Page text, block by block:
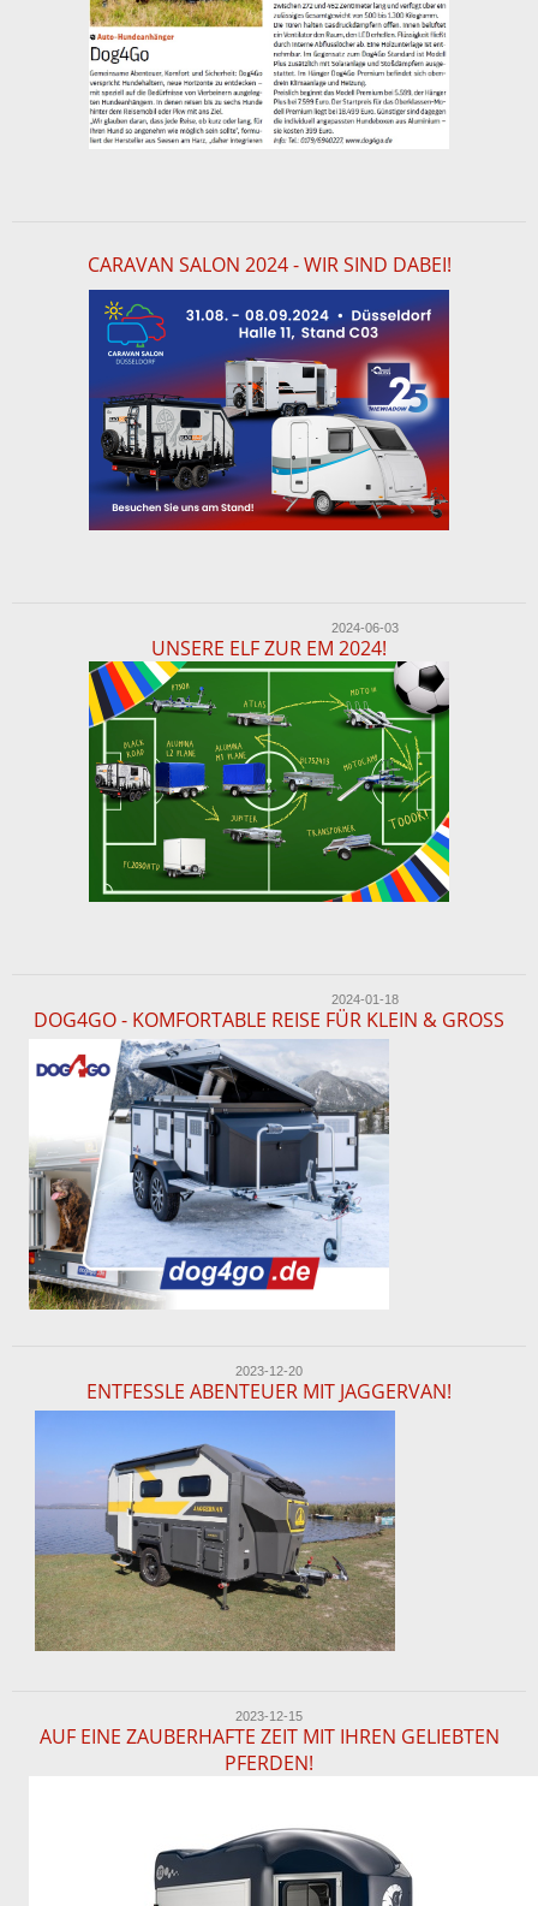
CARAVAN SALON 2024 - WIR SIND DABEI!
2024-06-03
UNSERE ELF ZUR EM 2024!
2024-01-18
DOG4GO - KOMFORTABLE REISE FÜR KLEIN & GROSS
2023-12-20
ENTFESSLE ABENTEUER MIT JAGGERVAN!
2023-12-15
AUF EINE ZAUBERHAFTE ZEIT MIT IHREN GELIEBTEN
PFERDEN!